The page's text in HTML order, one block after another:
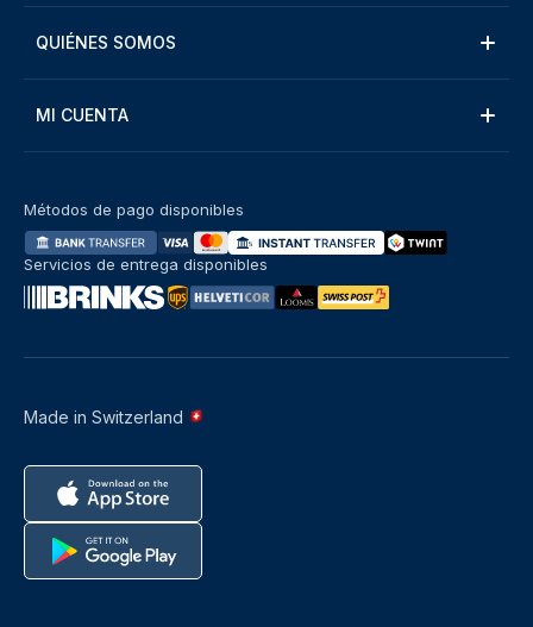
QUIÉNES SOMOS
MI CUENTA
Made in Switzerland
Métodos de pago disponibles
Servicios de entrega disponibles